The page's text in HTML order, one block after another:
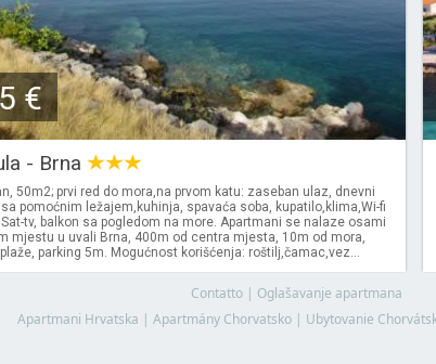
€
- Brna
50m2; prvi red do mora,na prvom katu: zaseban ulaz, dnevni
sa pomoćnim ležajem,kuhinja, spavaća soba, kupatilo,klima,Wi-fi
tv, balkon sa pogledom na more. Apartmani se nalaze osami
mjestu u uvali Brna, 400m od centra mjesta, 10m od mora,
parking 5m. Mogućnost korišćenja: roštilj,čamac,vez...
Contatto| Oglašavanje apartmana
Apartmani Hrvatska | Apartmány Chorvatsko| Ubytovanie